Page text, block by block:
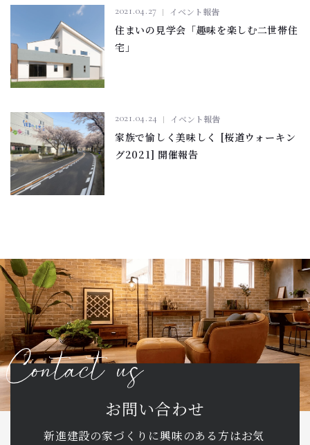
2021.04.27 イベント報告
住まいの見学会「趣味を楽しむ二世帯住
宅」
2021.04.24 イベント報告
家族で愉しく美味しく [桜道ウォーキン
グ2021] 開催報告
お問い合わせ
新進建設の家づくりに興味のある方はお気